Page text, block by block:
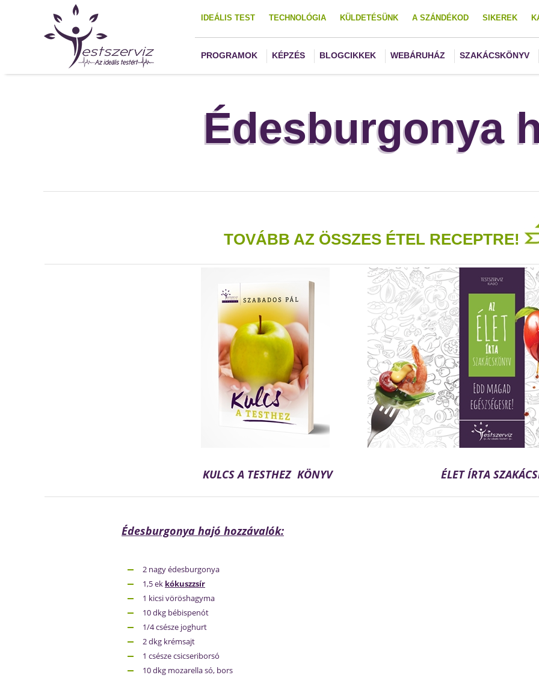
IDEÁLIS TEST TECHNOLÓGIA KÜLDETÉSÜNK A SZÁNDÉKOD SIKEREK
PROGRAMOK KÉPZÉS BLOGCIKKEK WEBÁRUHÁZ SZAKÁCSKÖNYV
Édesburgonya
TOVÁBB AZ ÖSSZES ÉTEL RECEPTRE!
KULCS A TESTHEZ KÖNYV ÉLET ÍRTA
Édesburgonya hajó hozzávalók:
2 nagy édesburgonya
1,5 ek kókuszzsír
1 kicsi vöröshagyma
10 dkg bébispenót
1/4 csésze joghurt
2 dkg krémsajt
1 csésze csicseriborsó
10 dkg mozarella só, bors